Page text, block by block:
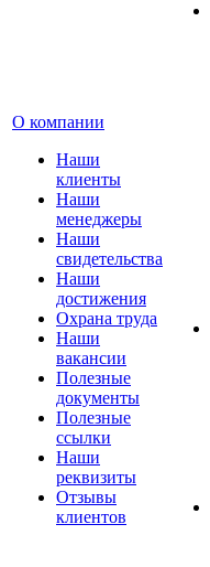
О компании
Наши
клиенты
Наши
менеджеры
Наши
свидетельства
Наши
достижения
Охрана труда
Наши
вакансии
Полезные
документы
Полезные
ссылки
Наши
реквизиты
Отзывы
клиентов